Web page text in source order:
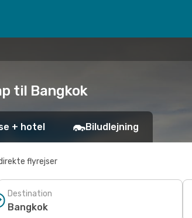
til Bangkok
+ hotel Biludlejning
flyrejser
Destination